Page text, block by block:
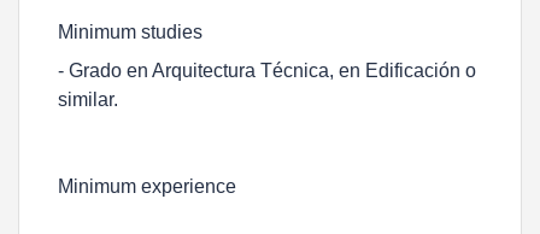
Minimum studies
- Grado en Arquitectura Técnica, en Edificación o
similar.
Minimum experience